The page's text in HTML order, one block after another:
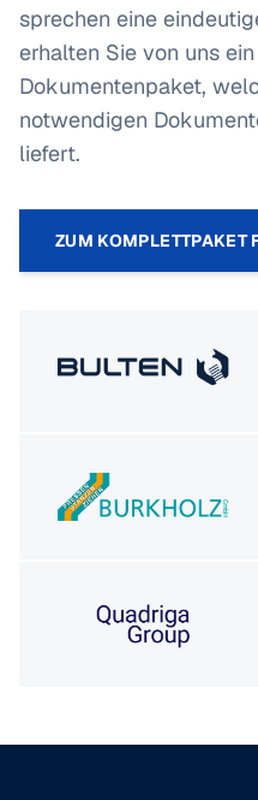
sprechen eine
erhalten Sie von uns
Dokumentenpaket,
notwendigen
liefert.
ZUM KOMPLETTPAKET